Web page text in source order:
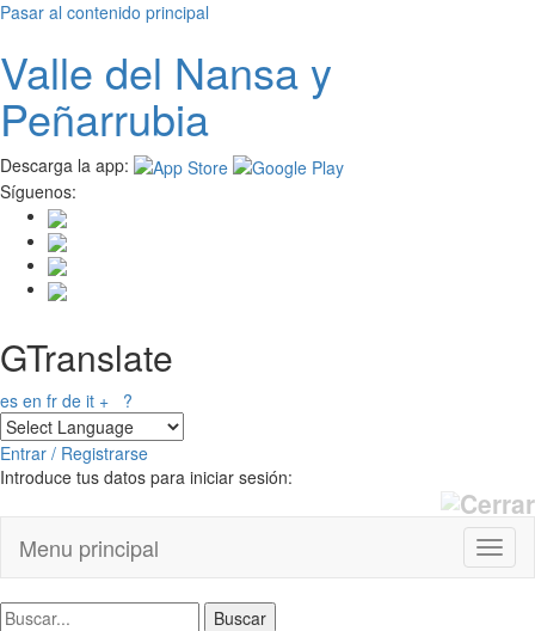
Pasar al contenido principal
Valle del Nansay
Peñarrubia
Descarga la app:
Síguenos:
GTranslate
es en fr de it + ?
Entrar / Registrarse
Introduce tus datos para iniciar sesión:
Menu principal